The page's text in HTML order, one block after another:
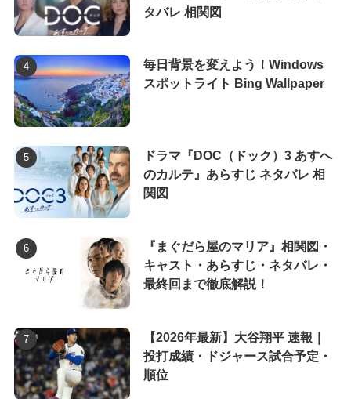
タバレ 相関図
毎日背景を変えよう！Windows
スポットライト Bing Wallpaper
ドラマ『DOC（ドック）3 あすへ
のカルテ』あらすじ ネタバレ 相
関図
『まぐだら屋のマリア』相関図・
キャスト・あらすじ・ネタバレ・
最終回まで徹底解説！
【2026年最新】大谷翔平 速報｜
投打成績・ドジャース試合予定・
順位